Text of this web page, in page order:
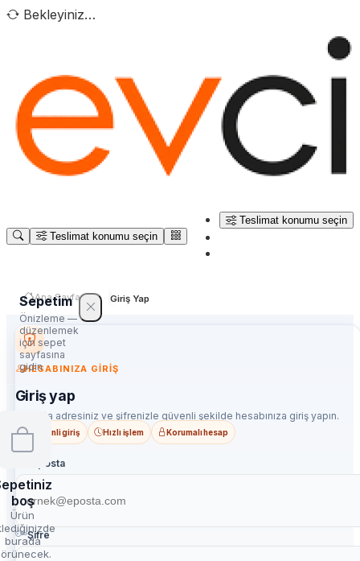
Bekleyiniz…
Teslimat konumu seçin
Teslimat konumu seçin
Sepetim
Önizleme —
düzenlemek
için sepet
sayfasına
gidin
boş
Ürün
burada
Ana Sayfa Giriş Yap
HESABINIZA GIRIŞ
Giriş yap
E-posta adresiniz ve şifrenizle güvenli şekilde hesabınıza giriş yapın.
Güvenli giriş Hızlı işlem Korumalı hesap
E-posta
Şifre